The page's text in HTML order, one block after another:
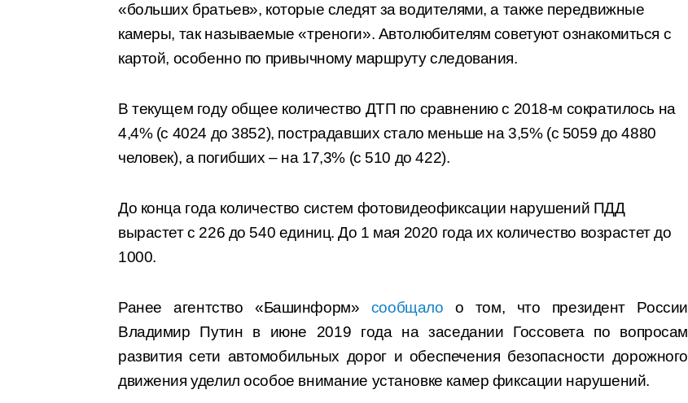
«больших братьев», которые следят за водителями, а также передвижные
камеры, так называемые «треноги». Автолюбителям советуют ознакомиться с
картой, особенно по привычному маршруту следования.
В текущем году общее количество ДТП по сравнению с 2018-м сократилось на
4,4% (с 4024 до 3852), пострадавших стало меньше на 3,5% (с 5059 до 4880
человек), а погибших – на 17,3% (с 510 до 422).
До конца года количество систем фотовидеофиксации нарушений ПДД
вырастет с 226 до 540 единиц. До 1 мая 2020 года их количество возрастет до
1000.
Ранее агентство «Башинформ» сообщало о том, что президент России
Владимир Путин в июне 2019 года на заседании Госсовета по вопросам
развития сети автомобильных дорог и обеспечения безопасности дорожного
движения уделил особое внимание установке камер фиксации нарушений.